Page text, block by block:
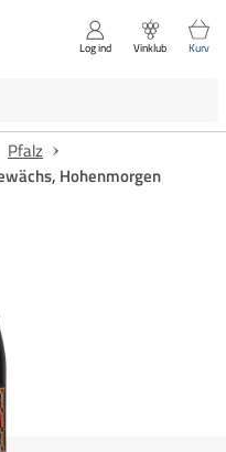
Luk
Log ind Vinklub Kurv
Pfalz
Hohenmorgen